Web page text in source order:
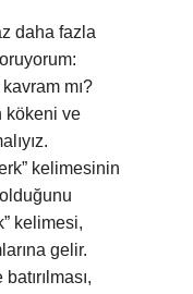
daha fazla
mı?
kökeni ve
kelimesinin
kelimesi,
gelir.